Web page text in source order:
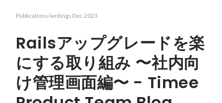
Publications/writings Dec 2023
Railsアップグレードを楽
にする取り組み 〜社内向
け管理画面編〜 - Timee